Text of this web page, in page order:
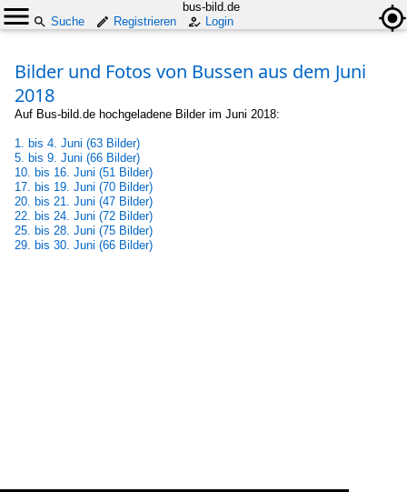
bus-bild.de
Suche
Registrieren Login
Bilder und Fotos von Bussen aus dem Juni
2018
Auf Bus-bild.de hochgeladene Bilder im Juni 2018:
1. bis 4. Juni (63 Bilder)
5. bis 9. Juni (66 Bilder)
10. bis 16. Juni (51 Bilder)
17. bis 19. Juni (70 Bilder)
20. bis 21. Juni (47 Bilder)
22. bis 24. Juni (72 Bilder)
25. bis 28. Juni (75 Bilder)
29. bis 30. Juni (66 Bilder)